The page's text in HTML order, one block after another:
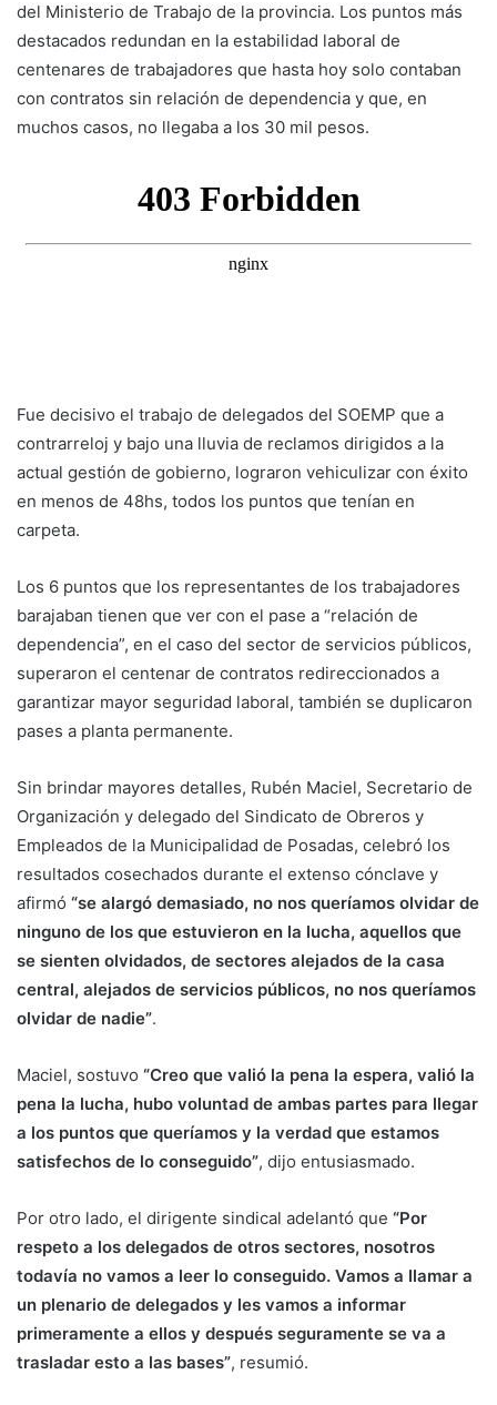
del Ministerio de Trabajo de la provincia. Los puntos más
destacados redundan en la estabilidad laboral de
centenares de trabajadores que hasta hoy solo contaban
con contratos sin relación de dependencia y que, en
muchos casos, no llegaba a los 30 mil pesos.
Fue decisivo el trabajo de delegados del SOEMP que a
contrarreloj y bajo una lluvia de reclamos dirigidos a la
actual gestión de gobierno, lograron vehiculizar con éxito
en menos de 48hs, todos los puntos que tenían en
carpeta.
Los 6 puntos que los representantes de los trabajadores
barajaban tienen que ver con el pase a “relación de
dependencia”, en el caso del sector de servicios públicos,
superaron el centenar de contratos redireccionados a
garantizar mayor seguridad laboral, también se duplicaron
pases a planta permanente.
Sin brindar mayores detalles, Rubén Maciel, Secretario de
Organización y delegado del Sindicato de Obreros y
Empleados de la Municipalidad de Posadas, celebró los
resultados cosechados durante el extenso cónclave y
afirmó “se alargó demasiado, no nos queríamos olvidar de
ninguno de los que estuvieron en la lucha, aquellos que
se sienten olvidados, de sectores alejados de la casa
central, alejados de servicios públicos, no nos queríamos
olvidar de nadie”.
Maciel, sostuvo “Creo que valió la pena la espera, valió la
pena la lucha, hubo voluntad de ambas partes para llegar
a los puntos que queríamos y la verdad que estamos
satisfechos de lo conseguido”, dijo entusiasmado.
Por otro lado, el dirigente sindical adelantó que “Por
respeto a los delegados de otros sectores, nosotros
todavía no vamos a leer lo conseguido. Vamos a llamar a
un plenario de delegados y les vamos a informar
primeramente a ellos y después seguramente se va a
trasladar esto a las bases”, resumió.